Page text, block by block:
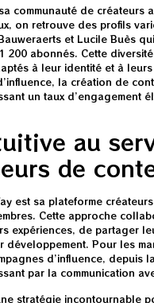
communauté de créateurs
on retrouve des profils
et Lucile Buès
200 abonnés. Cette
à leur identité et à
la création de
un taux d’engagement
au
de
est sa plateforme
Cette approche
expériences, de partager
Pour les
d’influence, depuis
par la communication
stratégie incontournable